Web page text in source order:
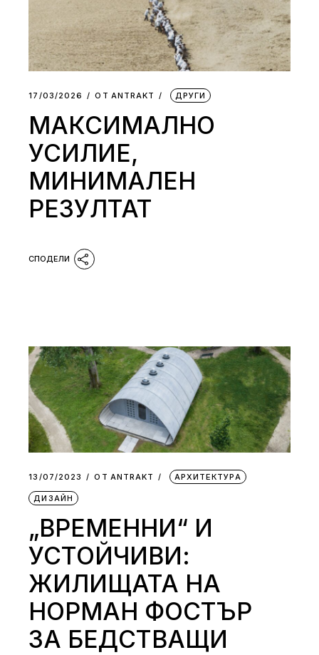
17/03/2026 ОТ АNTRAKT ДРУГИ
МАКСИМАЛНО
УСИЛИЕ,
МИНИМАЛЕН
РЕЗУЛТАТ
13/07/2023 ОТ АNTRAKT АРХИТЕКТУРА
ДИЗАЙН
„ВРЕМЕННИ“ И
УСТОЙЧИВИ:
ЖИЛИЩАТА НА
НОРМАН ФОСТЪР
ЗА БЕДСТВАЩИ